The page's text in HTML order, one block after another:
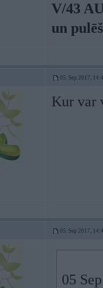
V/43
un
05. Sep 2017,
Kur var
05. Sep 2017,
05